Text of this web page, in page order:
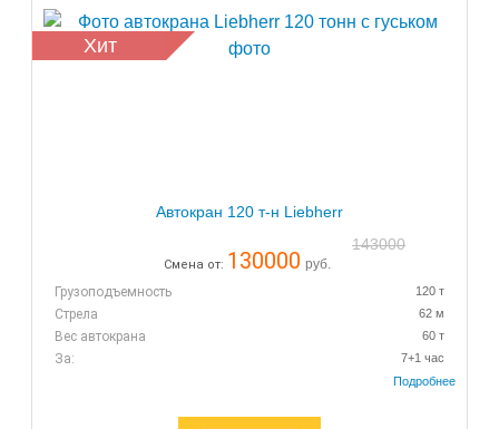
Хит
Автокран 120 т-н Liebherr
143000
Смена от: 130000 руб.
Грузоподъемность
120 т
Стрела 62 м
Вес автокрана 60 т
За: 7+1 час